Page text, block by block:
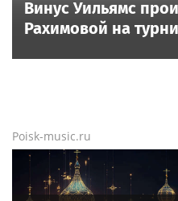
Винус Уильямс
Рахимовой на
Poisk-music.ru